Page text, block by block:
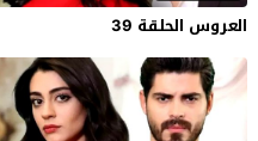
العروس الحلقة 39